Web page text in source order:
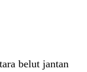
belut jantan